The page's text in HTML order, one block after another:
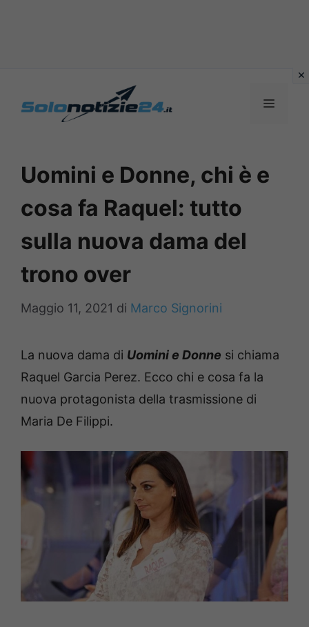
MENU
Uomini e Donne, chi è e
cosa fa Raquel: tutto
sulla nuova dama del
trono over
Maggio 11, 2021 di Marco Signorini
La nuova dama di Uomini e Donne si chiama
Raquel Garcia Perez. Ecco chi e cosa fa la
nuova protagonista della trasmissione di
Maria De Filippi.